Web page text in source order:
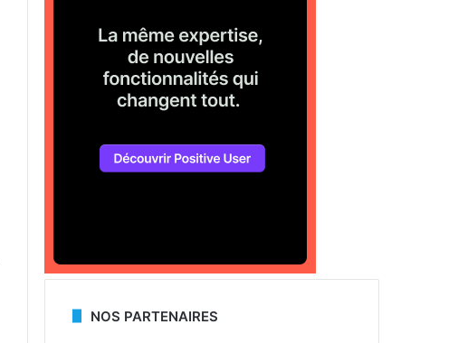
NOS PARTENAIRES